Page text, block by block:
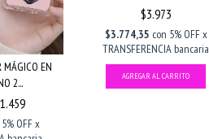
MÁGICO EN
2...
5% OFF x
$3.973
$3.774,35 con 5% OFF x
TRANSFERENCIA bancaria